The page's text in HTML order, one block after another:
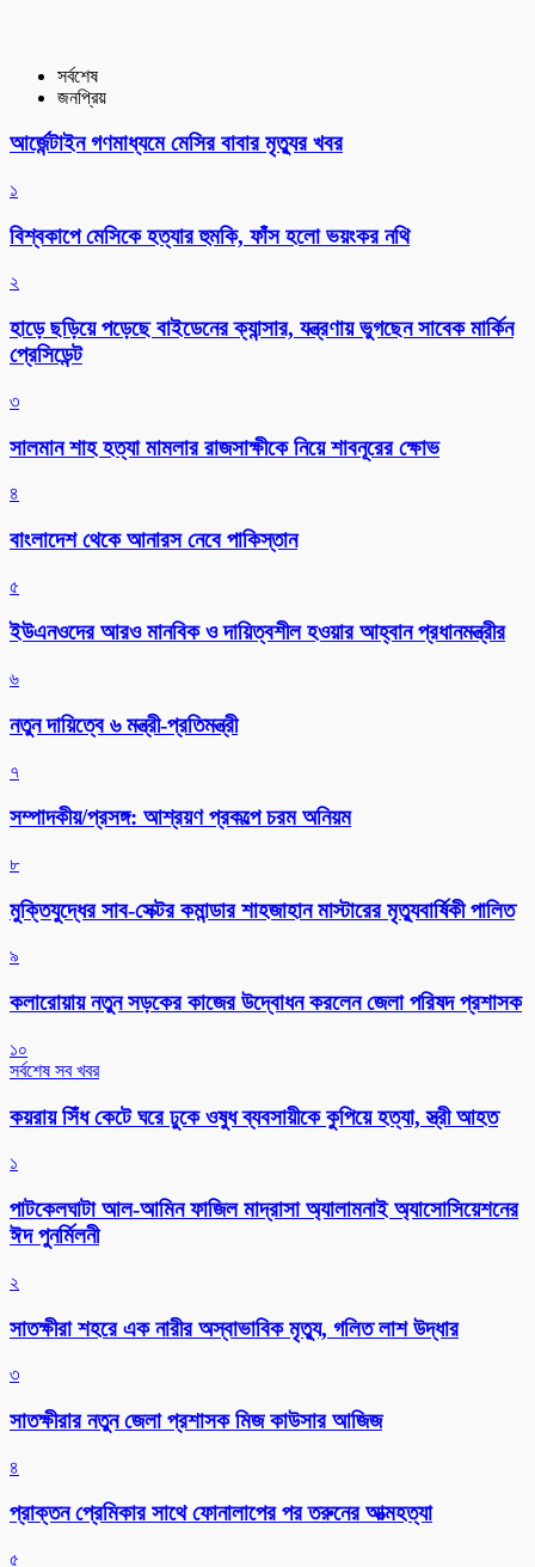
সর্বশেষ
জনপ্রিয়
আর্জেন্টাইন গণমাধ্যমে মেসির বাবার মৃত্যুর খবর
১
বিশ্বকাপে মেসিকে হত্যার হুমকি, ফাঁস হলো ভয়ংকর নথি
২
হাড়ে ছড়িয়ে পড়েছে বাইডেনের ক্যান্সার, যন্ত্রণায় ভুগছেন সাবেক মার্কিন
প্রেসিডেন্ট
৩
সালমান শাহ হত্যা মামলার রাজসাক্ষীকে নিয়ে শাবনূরের ক্ষোভ
৪
বাংলাদেশ থেকে আনারস নেবে পাকিস্তান
৫
ইউএনওদের আরও মানবিক ও দায়িত্বশীল হওয়ার আহ্বান প্রধানমন্ত্রীর
৬
নতুন দায়িত্বে ৬ মন্ত্রী-প্রতিমন্ত্রী
৭
সম্পাদকীয়/প্রসঙ্গ: আশ্রয়ণ প্রকল্পে চরম অনিয়ম
৮
মুক্তিযুদ্ধের সাব-সেক্টর কমান্ডার শাহজাহান মাস্টারের মৃত্যুবার্ষিকী পালিত
৯
কলারোয়ায় নতুন সড়কের কাজের উদ্বোধন করলেন জেলা পরিষদ প্রশাসক
১০
সর্বশেষ সব খবর
কয়রায় সিঁধ কেটে ঘরে ঢুকে ওষুধ ব্যবসায়ীকে কুপিয়ে হত্যা, স্ত্রী আহত
১
পাটকেলঘাটা আল-আমিন ফাজিল মাদ্রাসা অ্যালামনাই অ্যাসোসিয়েশনের
ঈদ পুনর্মিলনী
২
সাতক্ষীরা শহরে এক নারীর অস্বাভাবিক মৃত্যু, গলিত লাশ উদ্ধার
৩
সাতক্ষীরার নতুন জেলা প্রশাসক মিজ কাউসার আজিজ
৪
প্রাক্তন প্রেমিকার সাথে ফোনালাপের পর তরুনের আত্মহত্যা
৫